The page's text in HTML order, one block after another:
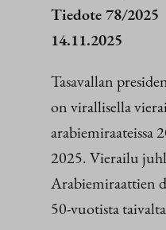
Tiedote 78/2025
14.11.2025
Tasavallan
on virallisella
arabiemiraateissa
2025. Vierailu
Arabiemiraattien
50-vuotista